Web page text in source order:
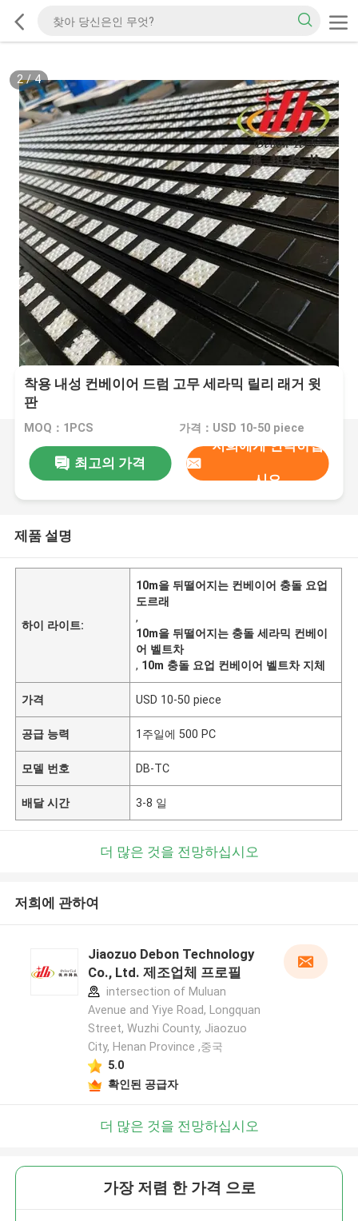
2/4
착용 내성 컨베이어 드럼 고무 세라믹 릴리 래거 윗
판
MOQ：1PCS 가격：USD 10-50 piece
최고의 가격
저희에게 연락하십
시오
제품 설명
하이 라이트:
10m을 뒤떨어지는 컨베이어 충돌 요업
도르래
,
10m을 뒤떨어지는 충돌 세라믹 컨베이
어 벨트차
, 10m 충돌 요업 컨베이어 벨트차 지체
가격 USD 10-50 piece
공급 능력 1주일에 500 PC
모델 번호 DB-TC
배달 시간 3-8 일
더 많은 것을 전망하십시오
저희에 관하여
Jiaozuo Debon Technology
Co., Ltd. 제조업체 프로필
intersection of Muluan
Avenue and Yiye Road, Longquan
Street, Wuzhi County, Jiaozuo
City, Henan Province ,중국
5.0
확인된 공급자
더 많은 것을 전망하십시오
가장 저렴 한 가격 으로